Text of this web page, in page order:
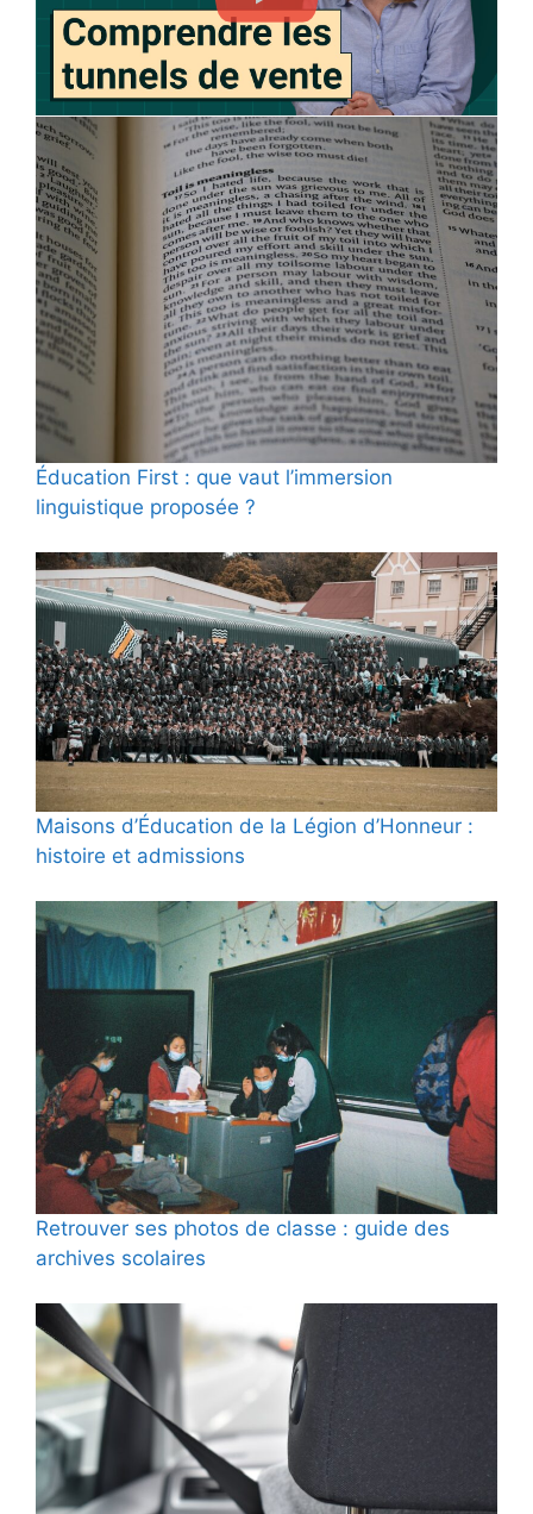
Éducation First : que vaut l’immersion
linguistique proposée ?
Maisons d’Éducation de la Légion d’Honneur :
histoire et admissions
Retrouver ses photos de classe : guide des
archives scolaires